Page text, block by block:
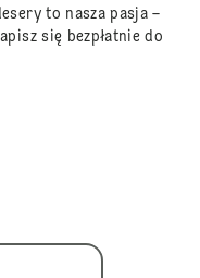
to nasza pasja –
się bezpłatnie do